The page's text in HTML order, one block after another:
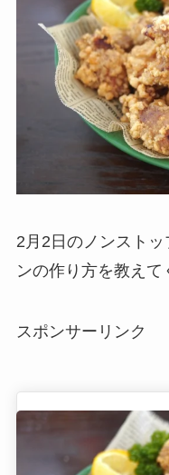
2月2日のノンスト
ンの作り方を教えて
スポンサーリンク